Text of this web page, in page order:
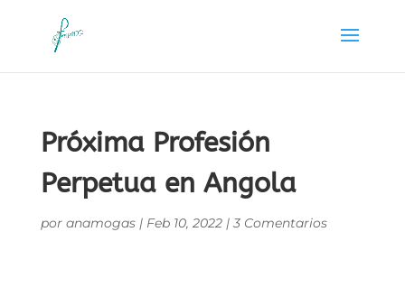
Próxima Profesión
Perpetua en Angola
por anamogas| Feb 10, 2022| 3 Comentarios